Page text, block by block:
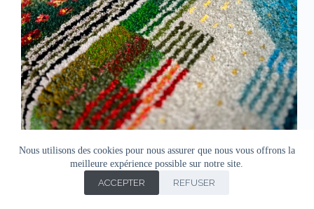
Nous utilisons des cookies pour nous assurer que nous vous offrons la
meilleure expérience possible sur notre site.
ACCEPTER
REFUSER